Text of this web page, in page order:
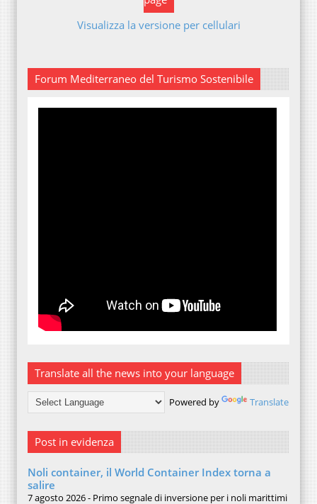
Visualizza la versione per cellulari
Forum Mediterraneo del Turismo Sostenibile
Translate all the news into your language
Powered by Translate
Post in evidenza
Noli container, il World Container Index torna a
salire
7 agosto 2026 - Primo segnale di inversione per i noli marittimi